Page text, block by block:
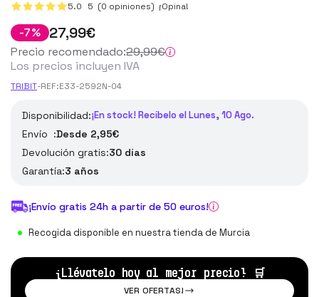
5.0 5 (0 opiniones) ¡Opina!
-7% 27,99€
Precio recomendado:29,99€
Los precios incluyen IVA
TRIBIT-REF:E33-2592N-04
Disponibilidad:¡En stock! Recíbelo el Lunes, 10 Ago.
Envío :Desde 2,95€
Devolución gratis:30 días
Garantía:3 años
¡Envío gratis 24h a partir de 50 euros!
Recogida disponible en nuestra tienda de Murcia
¡Llévatelo hoy al mejor precio! 🛒
VER OFERTAS!